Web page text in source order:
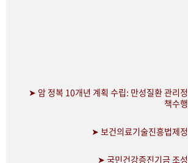
➤ 암 정복 10개년 계획 수립: 만성질환 관리정
책수행
➤ 보건의료기술진흥법제정
➤ 국민건강증진기금 조성